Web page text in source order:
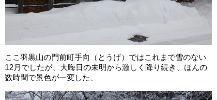
ここ羽黒山の門前町手向（とうげ）ではこれまで雪のない
12月でしたが、大晦日の未明から激しく降り続き、ほんの
数時間で景色が一変した、